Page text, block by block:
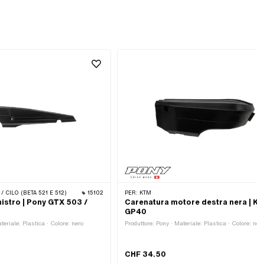
/ CILO (BETA 521 E 512) 15102
| Pony GTX 503 /
Plastica · Colore: nero
PER: KTM
Carenatura motore destra nera |
GP40
Produttore: Pony · Materiale: Plastica · Colore:
CHF 34.50